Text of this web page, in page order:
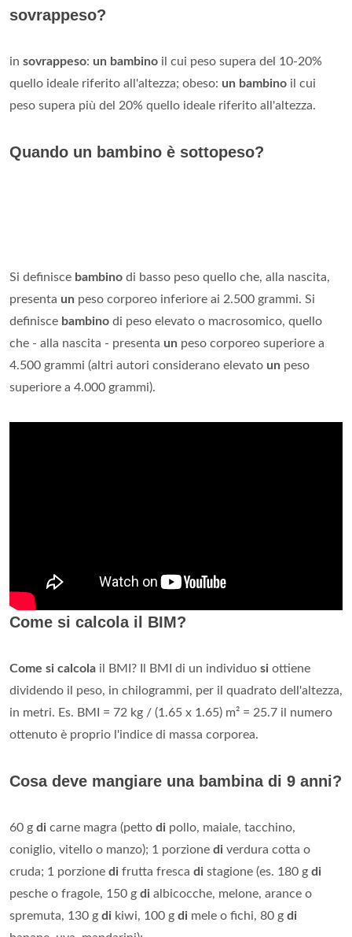
sovrappeso?
in sovrappeso: un bambino il cui peso supera del 10-20%
quello ideale riferito all'altezza; obeso: un bambino il cui
peso supera più del 20% quello ideale riferito all'altezza.
Quando un bambino è sottopeso?
Si definisce bambino di basso peso quello che, alla nascita,
presenta un peso corporeo inferiore ai 2.500 grammi. Si
definisce bambino di peso elevato o macrosomico, quello
che - alla nascita - presenta un peso corporeo superiore a
4.500 grammi (altri autori considerano elevato un peso
superiore a 4.000 grammi).
Come si calcola il BIM?
Come si calcola il BMI? Il BMI di un individuo si ottiene
dividendo il peso, in chilogrammi, per il quadrato dell'altezza,
in metri. Es. BMI = 72 kg / (1.65 x 1.65) m² = 25.7 il numero
ottenuto è proprio l'indice di massa corporea.
Cosa deve mangiare una bambina di 9 anni?
60 g di carne magra (petto di pollo, maiale, tacchino,
coniglio, vitello o manzo); 1 porzione di verdura cotta o
cruda; 1 porzione di frutta fresca di stagione (es. 180 g di
pesche o fragole, 150 g di albicocche, melone, arance o
spremuta, 130 g di kiwi, 100 g di mele o fichi, 80 g di